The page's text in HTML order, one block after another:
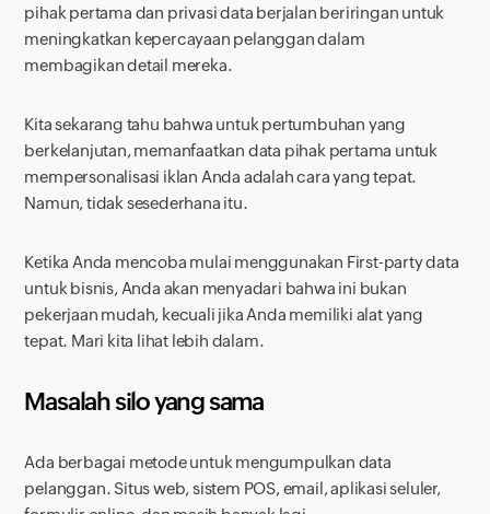
pihak pertama dan privasi data berjalan beriringan untuk
meningkatkan kepercayaan pelanggan dalam
membagikan detail mereka.
Kita sekarang tahu bahwa untuk pertumbuhan yang
berkelanjutan, memanfaatkan data pihak pertama untuk
mempersonalisasi iklan Anda adalah cara yang tepat.
Namun, tidak sesederhana itu.
Ketika Anda mencoba mulai menggunakan First-party data
untuk bisnis, Anda akan menyadari bahwa ini bukan
pekerjaan mudah, kecuali jika Anda memiliki alat yang
tepat. Mari kita lihat lebih dalam.
Masalah silo yang sama
Ada berbagai metode untuk mengumpulkan data
pelanggan. Situs web, sistem POS, email, aplikasi seluler,